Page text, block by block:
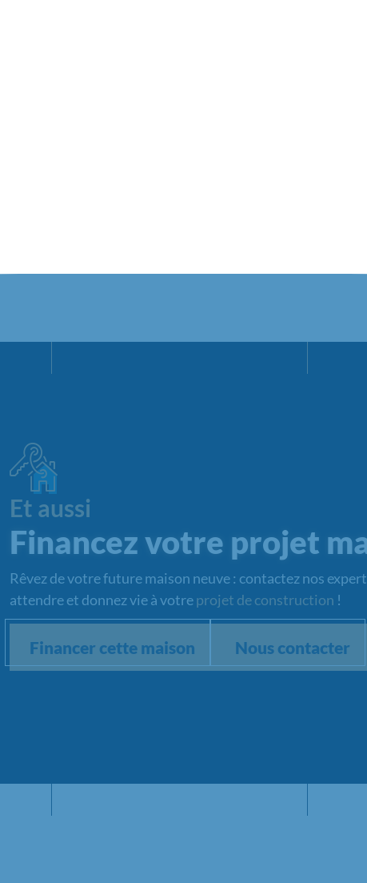
Et aussi
Financez votre projet
Rêvez de votre future maison neuve : contactez nos
attendre et donnez vie à votreprojet de construction !
Financer cette maison Nous contacter